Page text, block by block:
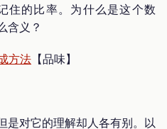
住的比率。为什么是这个数
含义？
方法 【品味】
是对它的理解却人各有别。以